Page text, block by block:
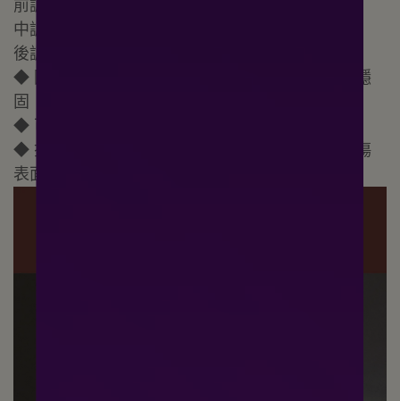
前調：茶葉、香檸檬、橙花、苦橙
中調：胡椒、小荳蔻、芫荽
後調：麝香、木質香、茉莉、玫瑰
◆ 圓潤造型搭配磁吸設計，契合車內線條，安全穩
固
◆ 可替換式內芯，精緻封存香氣
◆ 搭配矽膠支架，適用多數汽車出風口，牢固不傷
表面